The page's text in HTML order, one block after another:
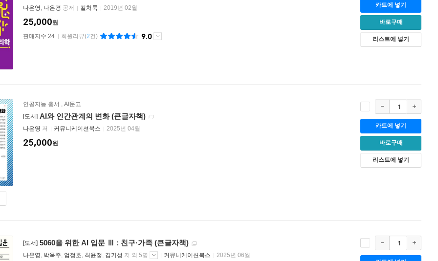
나은영, 나은경 공저 컬처룩 2019년 02월
25,000원
판매지수 24
회원리뷰(2건) 9.0
카트에 넣기
바로구매
리스트에 넣기
인공지능 총서 , AI문고
[도서] AI와 인간관계의 변화 (큰글자책)
나은영 저 커뮤니케이션북스 2025년 04월
25,000원
카트에 넣기
바로구매
리스트에 넣기
[도서] 5060을 위한 AI 입문 Ⅲ : 친구·가족 (큰글자책)
나은영, 박욱주, 엄정호, 최윤정, 김기성 저 외 5명 커뮤니케이션북스 2025년 06월